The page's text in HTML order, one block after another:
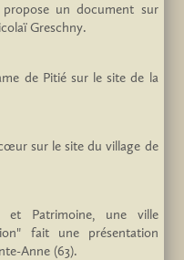
un document sur
Greschny.
de Pitié sur le site de la
sur le site du village de
et Patrimoine, une ville
fait une présentation
Anne (63).